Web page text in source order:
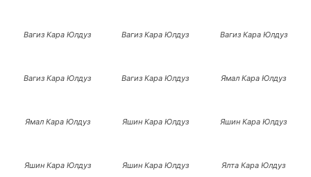
Вагиз Кара Юлдуз Вагиз Кара Юлдуз Вагиз Кара Юлдуз
Вагиз Кара Юлдуз Вагиз Кара Юлдуз Ямал Кара Юлдуз
Ямал Кара Юлдуз Яшин Кара Юлдуз Яшин Кара Юлдуз
Яшин Кара Юлдуз Яшин Кара Юлдуз Ялта Кара Юлдуз